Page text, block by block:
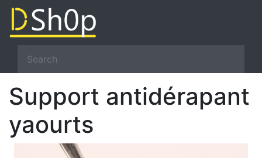
Support antidérapant
yaourts